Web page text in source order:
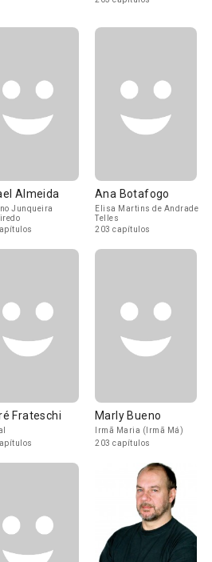
Almeida
Junqueira
Ana Botafogo
Elisa Martins de Andrade
Telles
203 capítulos
Frateschi Marly Bueno
Irmã Maria (Irmã Má)
203 capítulos